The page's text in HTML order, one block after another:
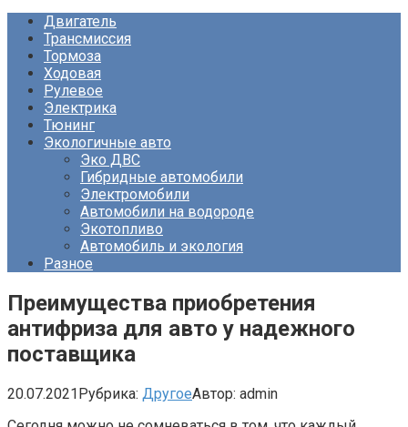
Двигатель
Трансмиссия
Тормоза
Ходовая
Рулевое
Электрика
Тюнинг
Экологичные авто
Эко ДВС
Гибридные автомобили
Электромобили
Автомобили на водороде
Экотопливо
Автомобиль и экология
Разное
Преимущества приобретения
антифриза для авто у надежного
поставщика
20.07.2021Рубрика: ДругоеАвтор: admin